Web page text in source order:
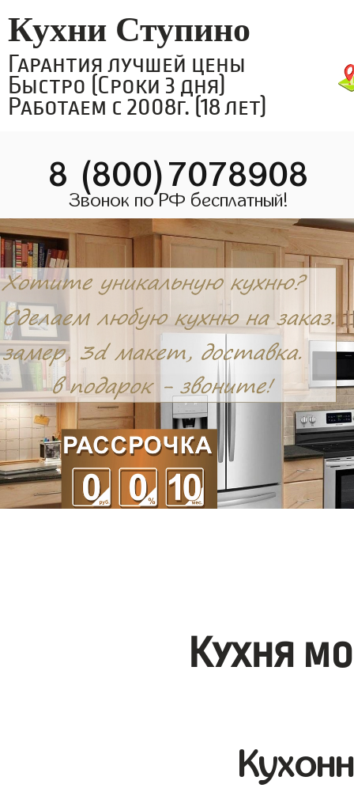
Кухни Ступино
Гарантия лучшей цены
Быстро (Сроки 3 дня)
Работаем с 2008г. (18 лет)
8 (800)7078908
Звонок по РФ бесплатный!
Кухня